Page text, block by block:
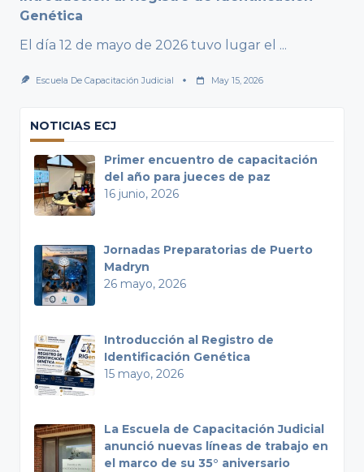
Genética
El día 12 de mayo de 2026 tuvo lugar el ...
Escuela De Capacitación Judicial May 15, 2026
NOTICIAS ECJ
Primer encuentro de capacitación
del año para jueces de paz
16 junio, 2026
Jornadas Preparatorias de Puerto
Madryn
26 mayo, 2026
Introducción al Registro de
Identificación Genética
15 mayo, 2026
La Escuela de Capacitación Judicial
anunció nuevas líneas de trabajo en
el marco de su 35° aniversario